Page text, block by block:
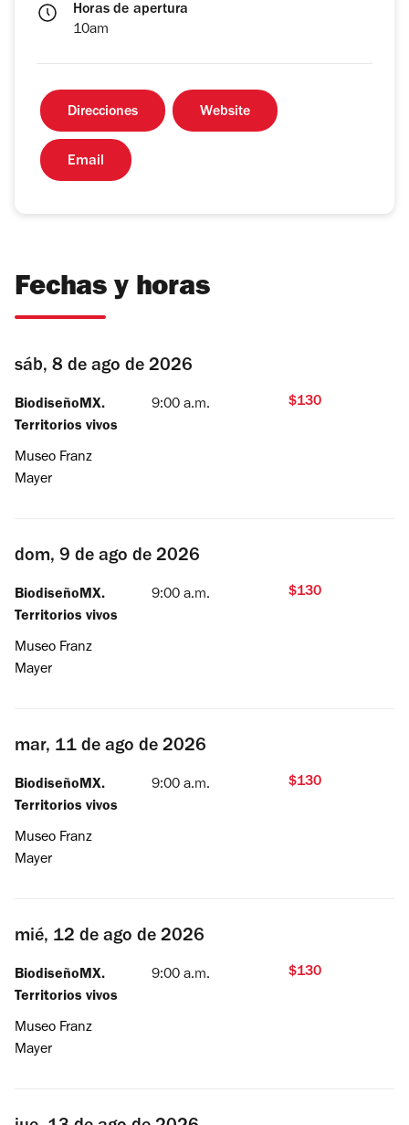
Horas de apertura
10am
Direcciones Website
Email
Fechas y horas
sáb, 8 de ago de 2026
BiodiseñoMX.
Territorios vivos
Museo Franz
Mayer
9:00 a.m. $130
dom, 9 de ago de 2026
BiodiseñoMX.
Territorios vivos
Museo Franz
Mayer
9:00 a.m. $130
mar, 11 de ago de 2026
BiodiseñoMX.
Territorios vivos
Museo Franz
Mayer
9:00 a.m. $130
mié, 12 de ago de 2026
BiodiseñoMX.
Territorios vivos
Museo Franz
Mayer
9:00 a.m. $130